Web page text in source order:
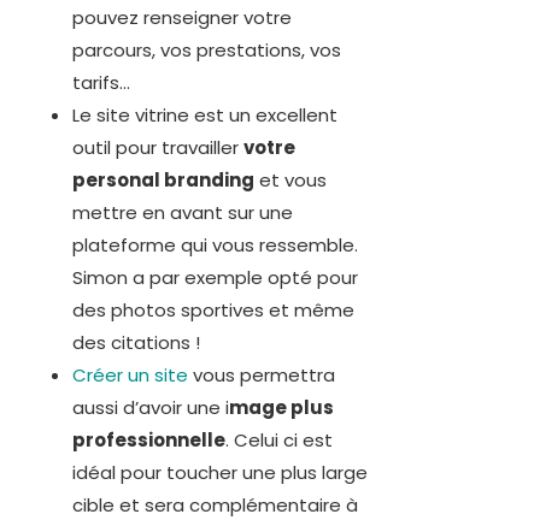
pouvez renseigner votre
parcours, vos prestations, vos
tarifs…
Le site vitrine est un excellent
outil pour travaillervotre
personal branding et vous
mettre en avant sur une
plateforme qui vous ressemble.
Simon a par exemple opté pour
des photos sportives et même
des citations !
Créer un site vous permettra
aussi d’avoir une image plus
professionnelle. Celui ci est
idéal pour toucher une plus large
cible et sera complémentaire à